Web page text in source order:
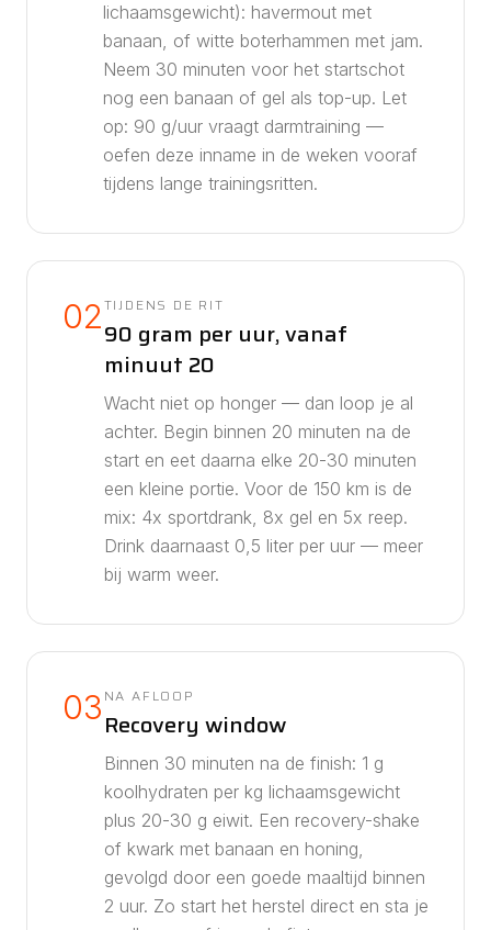
lichaamsgewicht): havermout met
banaan, of witte boterhammen met jam.
Neem 30 minuten voor het startschot
nog een banaan of gel als top-up. Let
op: 90 g/uur vraagt darmtraining —
oefen deze inname in de weken vooraf
tijdens lange trainingsritten.
02TIJDENS DE RIT
90 gram per uur, vanaf
minuut 20
Wacht niet op honger — dan loop je al
achter. Begin binnen 20 minuten na de
start en eet daarna elke 20-30 minuten
een kleine portie. Voor de 150 km is de
mix: 4x sportdrank, 8x gel en 5x reep.
Drink daarnaast 0,5 liter per uur — meer
bij warm weer.
03 NA AFLOOP
Recovery window
Binnen 30 minuten na de finish: 1 g
koolhydraten per kg lichaamsgewicht
plus 20-30 g eiwit. Een recovery-shake
of kwark met banaan en honing,
gevolgd door een goede maaltijd binnen
2 uur. Zo start het herstel direct en sta je